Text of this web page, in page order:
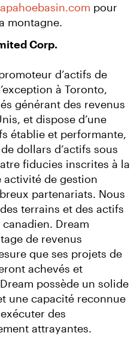
pour
montagne.
Corp.
d’actifs de
à Toronto,
générant des revenus
et dispose d’une
établie et performante,
dollars d’actifs sous
fiducies inscrites à la
activité de gestion
partenariats. Nous
terrains et des actifs
Dream
de revenus
que ses projets de
achevés et
possède un solide
une capacité reconnue
des
attrayantes.